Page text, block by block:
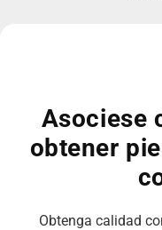
Asociese
obtener
Obtenga calidad